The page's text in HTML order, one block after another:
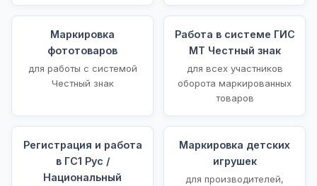
Маркировка
фототоваров
для работы с системой
Честный знак
Работа в системе ГИС
МТ Честный знак
для всех участников
оборота маркированных
товаров
Регистрация и работа
в ГС1 Рус /
Национальный
Маркировка детских
игрушек
для производителей,